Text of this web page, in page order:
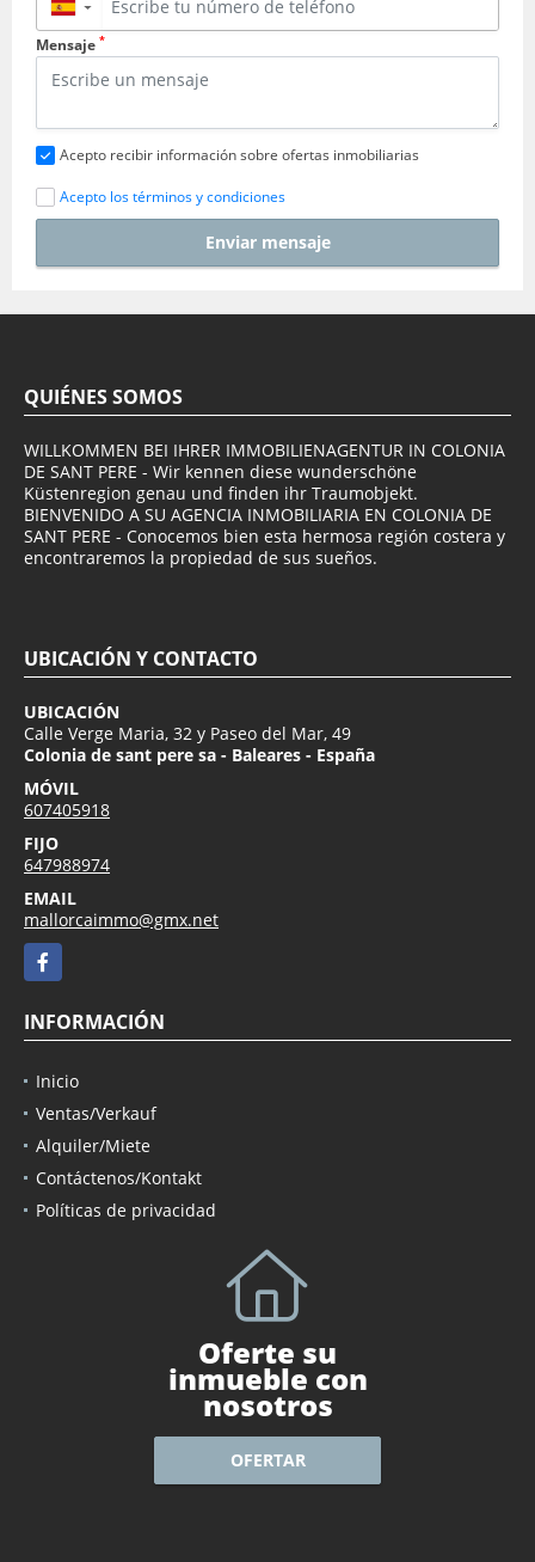
▼
Mensaje *
Acepto recibir información sobre ofertas inmobiliarias
Acepto los términos y condiciones
Enviar mensaje
QUIÉNES SOMOS
WILLKOMMEN BEI IHRER IMMOBILIENAGENTUR IN COLONIA
DE SANT PERE - Wir kennen diese wunderschöne
Küstenregion genau und finden ihr Traumobjekt.
BIENVENIDO A SU AGENCIA INMOBILIARIA EN COLONIA DE
SANT PERE - Conocemos bien esta hermosa región costera y
encontraremos la propiedad de sus sueños.
UBICACIÓN Y CONTACTO
UBICACIÓN
Calle Verge Maria, 32 y Paseo del Mar, 49
Colonia de sant pere sa - Baleares - España
MÓVIL
607405918
FIJO
647988974
EMAIL
mallorcaimmo@gmx.net
Facebook
INFORMACIÓN
Inicio
Ventas/Verkauf
Alquiler/Miete
Contáctenos/Kontakt
Políticas de privacidad
Oferte su
inmueble con
nosotros
OFERTAR